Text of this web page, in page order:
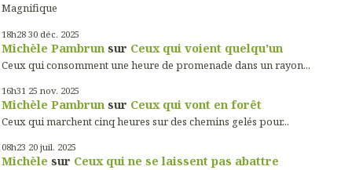
Magnifique
18h28 30 déc. 2025
Michèle Pambrun sur Ceux qui voient quelqu'un
Ceux qui consomment une heure de promenade dans un rayon...
16h31 25 nov. 2025
Michèle Pambrun sur Ceux qui vont en forêt
Ceux qui marchent cinq heures sur des chemins gelés pour...
08h23 20 juil. 2025
Michèle sur Ceux qui ne se laissent pas abattre